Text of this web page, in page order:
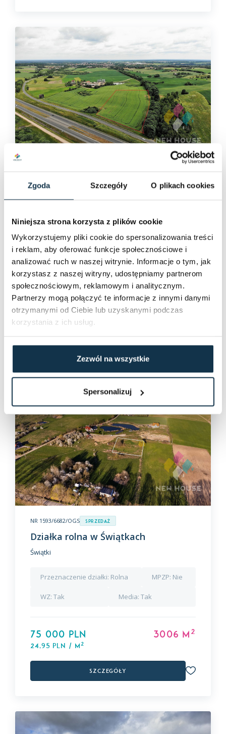
Zgoda Szczegóły O plikach cookies
Niniejsza strona korzysta z plików cookie
Wykorzystujemy pliki cookie do spersonalizowania treści
i reklam, aby oferować funkcje społecznościowe i
analizować ruch w naszej witrynie. Informacje o tym, jak
korzystasz z naszej witryny, udostępniamy partnerom
społecznościowym, reklamowym i analitycznym.
Partnerzy mogą połączyć te informacje z innymi danymi
otrzymanymi od Ciebie lub uzyskanymi podczas
korzystania z ich usług.
Zezwól na wszystkie
Spersonalizuj
Działka pod usługi, produkcje,
składowanie, z mpzp
Przeznaczenie działki:Przemysłowa
MPZP:Tak WZ:Tak Media:Tak
1 631 890 PLN
65 PLN / m 2
25106 m2
NR 1593/6682/OGS Sprzedaż
Działka rolna w Świątkach
Świątki
Przeznaczenie działki: Rolna MPZP: Nie
WZ: Tak Media: Tak
75 000 PLN
24,95 PLN / m2
3006 m 2
Szczegóły